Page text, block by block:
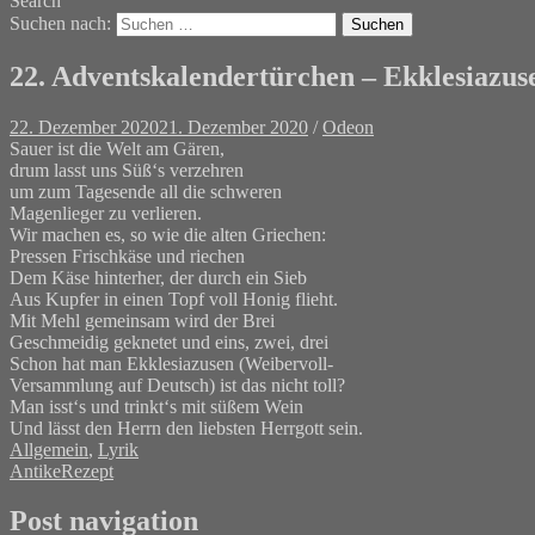
Suchen nach:
22. Adventskalendertürchen –
22. Dezember 202021. Dezember 2020 /Odeon
Sauer ist die Welt am Gären,
drum lasst uns Süß‘s verzehren
um zum Tagesende all die schweren
Magenlieger zu verlieren.
Wir machen es, so wie die alten Griechen:
Pressen Frischkäse und riechen
Dem Käse hinterher, der durch ein Sieb
Aus Kupfer in einen Topf voll Honig flieht.
Mit Mehl gemeinsam wird der Brei
Geschmeidig geknetet und eins, zwei, drei
Schon hat man Ekklesiazusen (Weibervoll-
Versammlung auf Deutsch) ist das nicht toll?
Man isst‘s und trinkt‘s mit süßem Wein
Und lässt den Herrn den liebsten Herrgott sein.
Allgemein, Lyrik
AntikeRezept
Post navigation